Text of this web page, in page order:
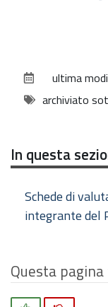
documento
ultima
archiviato
In questa
Schede di
integrante del
Questa